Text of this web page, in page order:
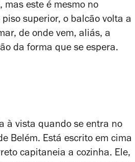
este é mesmo no
superior, o balcão volta a
de onde vem, aliás, a
da forma que se espera.
à vista quando se entra no
Belém. Está escrito em cima
capitaneia a cozinha. Ele,